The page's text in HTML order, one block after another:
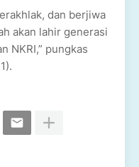
dan berjiwa
akan lahir generasi
NKRI,” pungkas